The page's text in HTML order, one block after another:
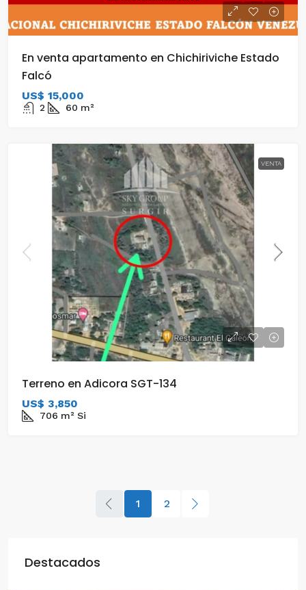
En venta apartamento en Chichiriviche Estado
Falcó
US$ 15,000
2 60 m²
VENTA
Terreno en Adicora SGT-134
US$ 3,850
706 m² Si
1 2
Destacados